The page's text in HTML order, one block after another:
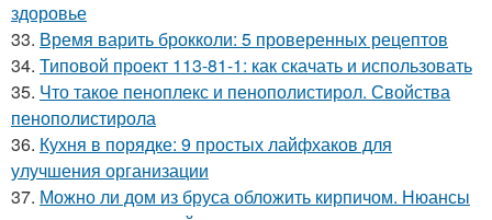
здоровье
33. Время варить брокколи: 5 проверенных рецептов
34. Типовой проект 113-81-1: как скачать и использовать
35. Что такое пеноплекс и пенополистирол. Свойства
пенополистирола
36. Кухня в порядке: 9 простых лайфхаков для
улучшения организации
37. Можно ли дом из бруса обложить кирпичом. Нюансы